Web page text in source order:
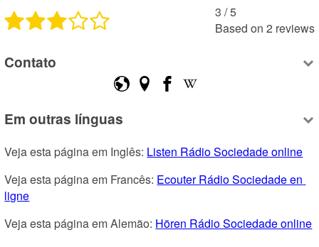
3 /5
Based on 2 reviews
Contato
Em outras línguas
Veja esta página em Inglês: Listen Rádio Sociedade online
Veja esta página em Francês: Ecouter Rádio Sociedade en
ligne
Veja esta página em Alemão: Hören Rádio Sociedade online